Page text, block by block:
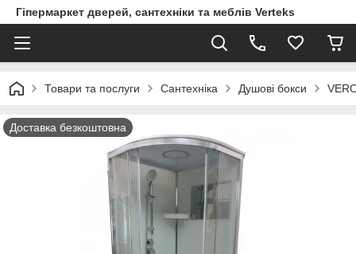
Гіпермаркет дверей, сантехніки та меблів Verteks
Товари та послуги Сантехніка Душові бокси
Доставка безкоштовна